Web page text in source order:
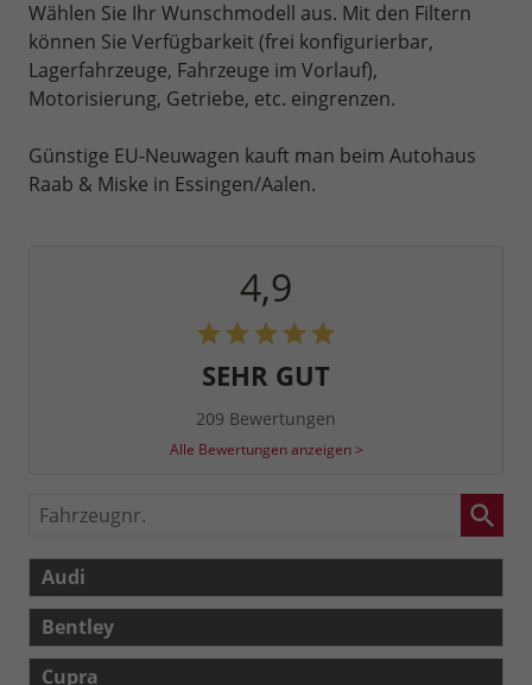
Wählen Sie Ihr Wunschmodell aus. Mit den Filtern
können Sie Verfügbarkeit (frei konfigurierbar,
Lagerfahrzeuge, Fahrzeuge im Vorlauf),
Motorisierung, Getriebe, etc. eingrenzen.
Günstige EU-Neuwagen kauft man beim Autohaus
Raab & Miske in Essingen/Aalen.
4,9
SEHR GUT
209 Bewertungen
Alle Bewertungen anzeigen >
Fahrzeugnr.
Audi
Bentley
Cupra